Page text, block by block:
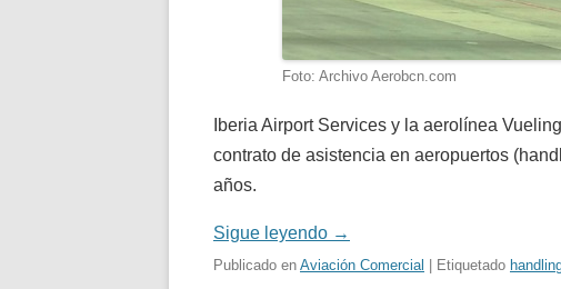
Foto: Archivo Aerobcn.com
Iberia Airport Services y la aerolínea
contrato de asistencia en aeropuertos
años.
Sigue leyendo →
Publicado en Aviación Comercial | Etiquetado